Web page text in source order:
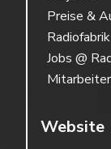
Preise &
Jobs @
Website